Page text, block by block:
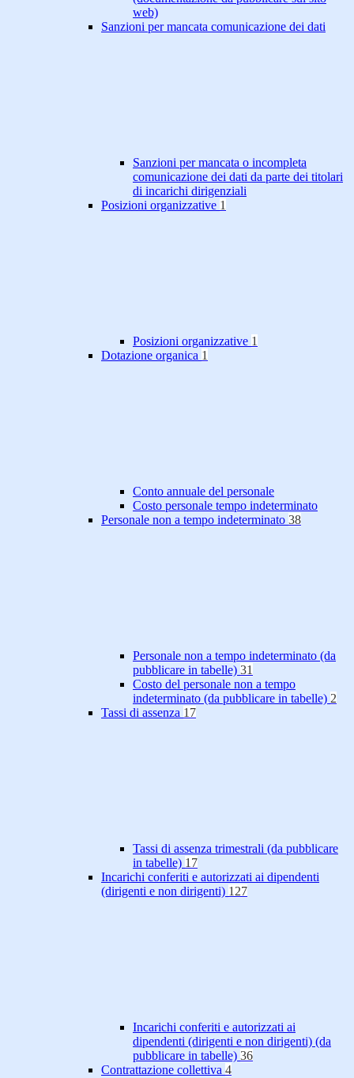
web)
Sanzioni per mancata comunicazione dei dati
Sanzioni per mancata o incompleta
comunicazione dei dati da parte dei titolari
di incarichi dirigenziali
Posizioni organizzative 1
Posizioni organizzative 1
Dotazione organica 1
Conto annuale del personale
Costo personale tempo indeterminato
Personale non a tempo indeterminato 38
Personale non a tempo indeterminato (da
pubblicare in tabelle) 31
Costo del personale non a tempo
indeterminato (da pubblicare in tabelle) 2
Tassi di assenza 17
Tassi di assenza trimestrali (da pubblicare
in tabelle) 17
Incarichi conferiti e autorizzati ai dipendenti
(dirigenti e non dirigenti) 127
Incarichi conferiti e autorizzati ai
dipendenti (dirigenti e non dirigenti) (da
pubblicare in tabelle) 36
Contrattazione collettiva 4